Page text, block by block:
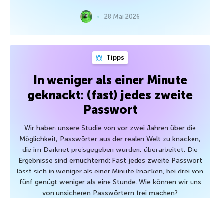
28 Mai 2026
Tipps
In weniger als einer Minute
geknackt: (fast) jedes zweite
Passwort
Wir haben unsere Studie von vor zwei Jahren über die
Möglichkeit, Passwörter aus der realen Welt zu knacken,
die im Darknet preisgegeben wurden, überarbeitet. Die
Ergebnisse sind ernüchternd: Fast jedes zweite Passwort
lässt sich in weniger als einer Minute knacken, bei drei von
fünf genügt weniger als eine Stunde. Wie können wir uns
von unsicheren Passwörtern frei machen?